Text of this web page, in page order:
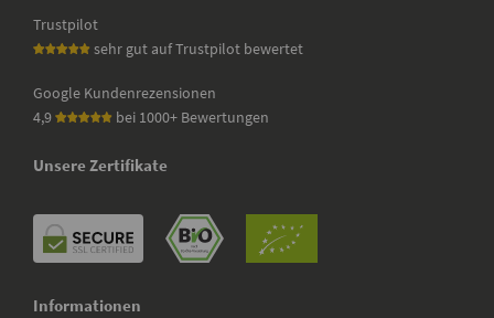
Trustpilot
sehr gut auf Trustpilot bewertet
Google Kundenrezensionen
4,9
bei 1000+ Bewertungen
Unsere Zertifikate
Informationen